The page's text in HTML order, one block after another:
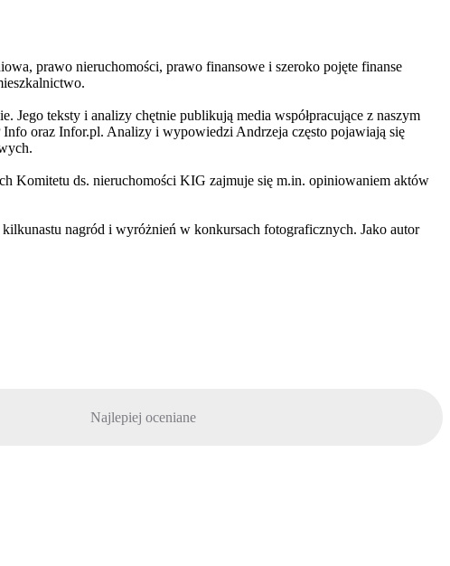
prawo nieruchomości, prawo finansowe i szeroko pojęte finanse
teksty i analizy chętnie publikują media współpracujące z naszym
oraz Infor.pl. Analizy i wypowiedzi Andrzeja często pojawiają się
Komitetu ds. nieruchomości KIG zajmuje się m.in. opiniowaniem aktów
nagród i wyróżnień w konkursach fotograficznych. Jako autor
Najlepiej oceniane